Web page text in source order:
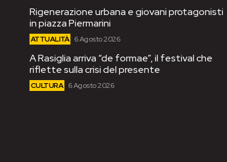
Rigenerazione urbana e giovani protagonisti
in piazza Piermarini
ATTUALITÀ 6 Agosto 2026
A Rasiglia arriva “de formae”, il festival che
riflette sulla crisi del presente
CULTURA 6 Agosto 2026